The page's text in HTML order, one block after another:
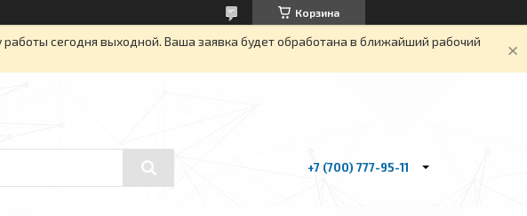
Корзина
сегодня выходной. Ваша заявка будет обработана в ближайший рабочий
+7 (700) 777-95-11